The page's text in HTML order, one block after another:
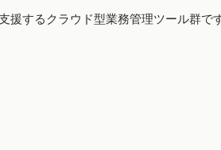
援するクラウド型業務管理ツール群で